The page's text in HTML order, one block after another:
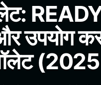
READY
उपयोग
(2025